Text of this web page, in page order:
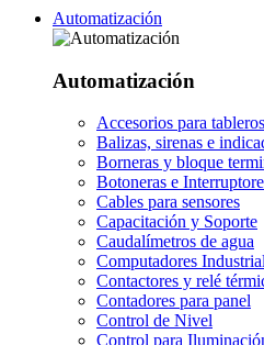
Automatización
Automatización
Accesorios para tableros
Balizas, sirenas e
Borneras y bloque
Botoneras e
Cables para sensores
Capacitación y Soporte
Caudalímetros de agua
Computadores
Contactores y relé
Contadores para panel
Control de Nivel
Control para